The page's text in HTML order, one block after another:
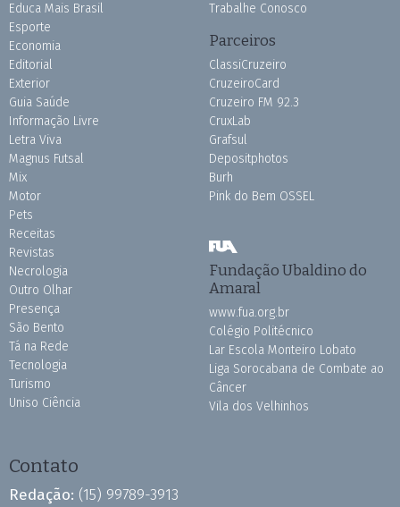
Educa Mais Brasil
Esporte
Economia
Editorial
Exterior
Guia Saúde
Informação Livre
Letra Viva
Magnus Futsal
Mix
Motor
Pets
Receitas
Revistas
Necrologia
Outro Olhar
Presença
São Bento
Tá na Rede
Tecnologia
Turismo
Uniso Ciência
Trabalhe Conosco
Parceiros
ClassiCruzeiro
CruzeiroCard
Cruzeiro FM 92.3
CruxLab
Grafsul
Depositphotos
Burh
Pink do Bem OSSEL
Fundação Ubaldino do
Amaral
www.fua.org.br
Colégio Politécnico
Lar Escola Monteiro Lobato
Liga Sorocabana de Combate ao
Câncer
Vila dos Velhinhos
Contato
Redação: (15) 99789-3913